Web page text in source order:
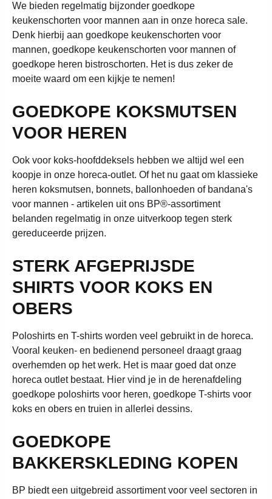
We bieden regelmatig bijzonder goedkope
keukenschorten voor mannen aan in onze horeca sale.
Denk hierbij aan goedkope keukenschorten voor
mannen, goedkope keukenschorten voor mannen of
goedkope heren bistroschorten. Het is dus zeker de
moeite waard om een kijkje te nemen!
GOEDKOPE KOKSMUTSEN
VOOR HEREN
Ook voor koks-hoofddeksels hebben we altijd wel een
koopje in onze horeca-outlet. Of het nu gaat om klassieke
heren koksmutsen, bonnets, ballonhoeden of bandana's
voor mannen - artikelen uit ons BP®-assortiment
belanden regelmatig in onze uitverkoop tegen sterk
gereduceerde prijzen.
STERK AFGEPRIJSDE
SHIRTS VOOR KOKS EN
OBERS
Poloshirts en T-shirts worden veel gebruikt in de horeca.
Vooral keuken- en bedienend personeel draagt graag
overhemden op het werk. Het is maar goed dat onze
horeca outlet bestaat. Hier vind je in de herenafdeling
goedkope poloshirts voor heren, goedkope T-shirts voor
koks en obers en truien in allerlei dessins.
GOEDKOPE
BAKKERSKLEDING KOPEN
BP biedt een uitgebreid assortiment voor veel sectoren in